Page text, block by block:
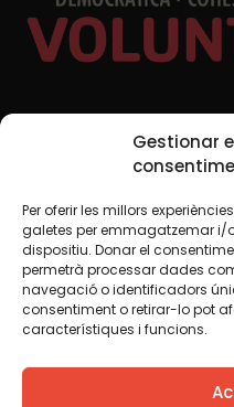
Gestionar
Per oferir les millors
galetes per emmagatzemar
dispositiu. Donar el
permetrà processar dades
navegació o identificadors
consentiment o retirar-lo pot
característiques i funcions.
Xarxes Socials
TWT YTB IG FB
Avís legalPolítica de
Creiem que el
fem servir una llicència